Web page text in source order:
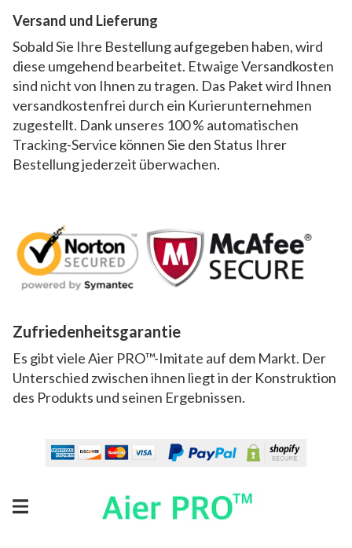
Versand und Lieferung
Sobald Sie Ihre Bestellung aufgegeben haben, wird
diese umgehend bearbeitet. Etwaige Versandkosten
sind nicht von Ihnen zu tragen. Das Paket wird Ihnen
versandkostenfrei durch ein Kurierunternehmen
zugestellt. Dank unseres 100 % automatischen
Tracking-Service können Sie den Status Ihrer
Bestellung jederzeit überwachen.
Zufriedenheitsgarantie
Es gibt viele Aier PRO™-Imitate auf dem Markt. Der
Unterschied zwischen ihnen liegt in der Konstruktion
des Produkts und seinen Ergebnissen.